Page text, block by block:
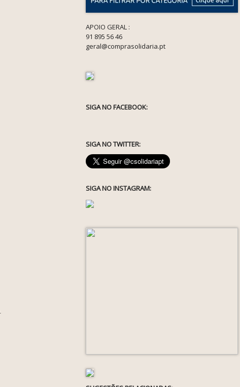
APOIO GERAL :
91 895 56 46
geral@comprasolidaria.pt
SIGA NO FACEBOOK:
SIGA NO TWITTER:
SIGA NO INSTAGRAM: